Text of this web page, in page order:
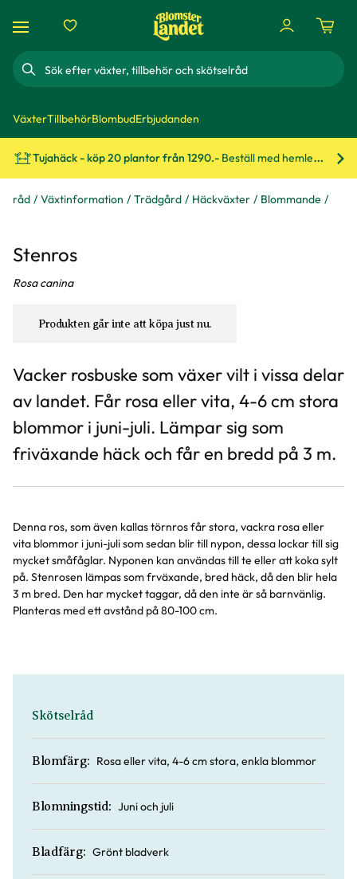
Sök
VäxterTillbehörBlombudErbjudanden
Tujahäck - köp 20 plantor från 1290.- Beställ med hemleverans!
& råd Växtinformation Trädgård Häckväxter Blommande
Stenros
Rosa canina
Produkten går inte att köpa just nu.
Vacker rosbuske som växer vilt i vissa delar
av landet. Får rosa eller vita, 4-6 cm stora
blommor i juni-juli. Lämpar sig som
friväxande häck och får en bredd på 3 m.
Denna ros, som även kallas törnros får stora, vackra rosa eller
vita blommor i juni-juli som sedan blir till nypon, dessa lockar till sig
mycket småfåglar. Nyponen kan användas till te eller att koka sylt
på. Stenrosen lämpas som frväxande, bred häck, då den blir hela
3 m bred. Den har mycket taggar, då den inte är så barnvänlig.
Planteras med ett avstånd på 80-100 cm.
Skötselråd
Blomfärg: Rosa eller vita, 4-6 cm stora, enkla blommor
Blomningstid: Juni och juli
Bladfärg: Grönt bladverk